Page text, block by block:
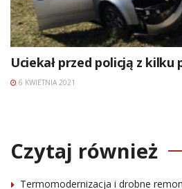
Uciekał przed policją z kilku
6 KWIETNIA 2021
Czytaj również
Termomodernizacja i drobne